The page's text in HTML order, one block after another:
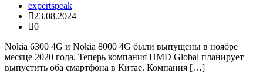
expertspeak
23.08.2024
0
Nokia 6300 4G и Nokia 8000 4G были выпущены в ноябре
месяце 2020 года. Теперь компания HMD Global планирует
выпустить оба смартфона в Китае. Компания […]